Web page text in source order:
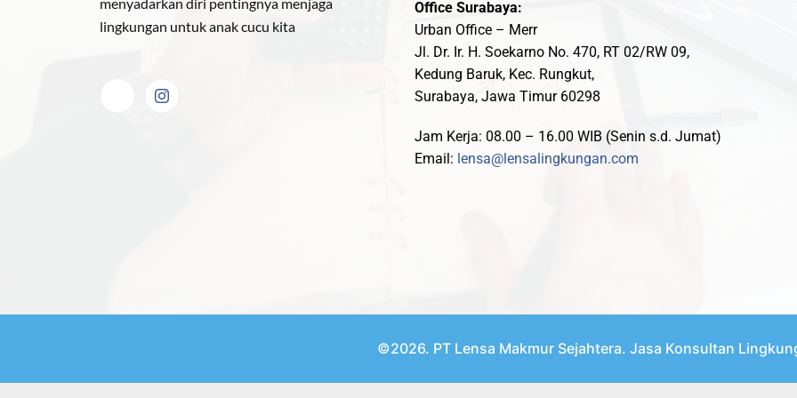
lingkungan untuk anak cucu kita
Office Surabaya:
Urban Office – Merr
Jl. Dr. Ir. H. Soekarno No. 470, RT 02/RW 09,
Kedung Baruk, Kec. Rungkut,
Surabaya, Jawa Timur 60298
Jam Kerja: 08.00 – 16.00 WIB (Senin s.d. Jumat)
Email: lensa@lensalingkungan.com
©2026. PT Lensa Makmur Sejahtera. Jasa Konsultan